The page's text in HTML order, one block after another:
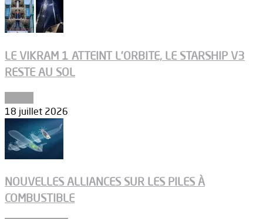
LE VIKRAM 1 ATTEINT L’ORBITE, LE STARSHIP V3
RESTE AU SOL
18 juillet 2026
NOUVELLES ALLIANCES SUR LES PILES À
COMBUSTIBLE